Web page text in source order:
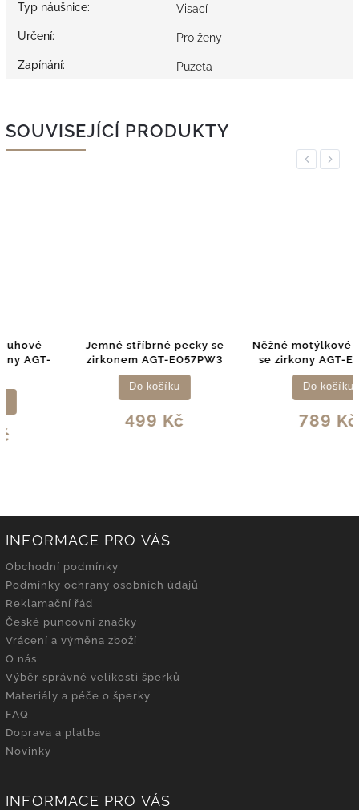
Typ náušnice: Visací
Určení: Pro ženy
Zapínání: Puzeta
SOUVISEJÍCÍ PRODUKTY
Previous
Jemné stříbrné pecky se
zirkonem AGT-E057PW3
Něžné motýlkové náušnice
se zirkony AGT-E112PWF
Next
INFORMACE PRO VÁS
Obchodní podmínky
Podmínky ochrany osobních údajů
Reklamační řád
České puncovní značky
Vrácení a výměna zboží
O nás
Výběr správné velikosti šperků
Materiály a péče o šperky
FAQ
Doprava a platba
Novinky
INFORMACE PRO VÁS